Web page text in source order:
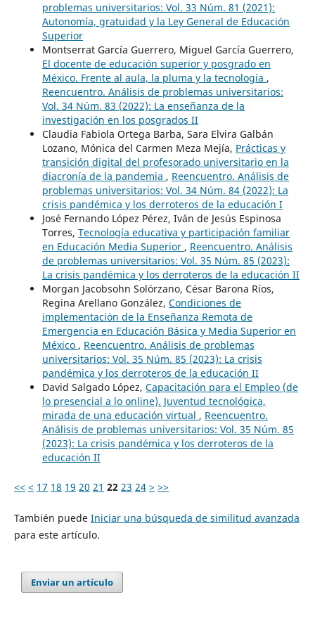
problemas universitarios: Vol. 33 Núm. 81 (2021):
Autonomía, gratuidad y la Ley General de Educación
Superior
Montserrat García Guerrero, Miguel García Guerrero,
El docente de educación superior y posgrado en
México. Frente al aula, la pluma y la tecnología ,
Reencuentro. Análisis de problemas universitarios:
Vol. 34 Núm. 83 (2022): La enseñanza de la
investigación en los posgrados II
Claudia Fabiola Ortega Barba, Sara Elvira Galbán
Lozano, Mónica del Carmen Meza Mejía, Prácticas y
transición digital del profesorado universitario en la
diacronía de la pandemia , Reencuentro. Análisis de
problemas universitarios: Vol. 34 Núm. 84 (2022): La
crisis pandémica y los derroteros de la educación I
José Fernando López Pérez, Iván de Jesús Espinosa
Torres, Tecnología educativa y participación familiar
en Educación Media Superior , Reencuentro. Análisis
de problemas universitarios: Vol. 35 Núm. 85 (2023):
La crisis pandémica y los derroteros de la educación II
Morgan Jacobsohn Solórzano, César Barona Ríos,
Regina Arellano González, Condiciones de
implementación de la Enseñanza Remota de
Emergencia en Educación Básica y Media Superior en
México , Reencuentro. Análisis de problemas
universitarios: Vol. 35 Núm. 85 (2023): La crisis
pandémica y los derroteros de la educación II
David Salgado López, Capacitación para el Empleo (de
lo presencial a lo online). Juventud tecnológica,
mirada de una educación virtual , Reencuentro.
Análisis de problemas universitarios: Vol. 35 Núm. 85
(2023): La crisis pandémica y los derroteros de la
educación II
<< < 17 18 19 20 21 22 23 24 > >>
También puede Iniciar una búsqueda de similitud avanzada
para este artículo.
Enviar un artículo